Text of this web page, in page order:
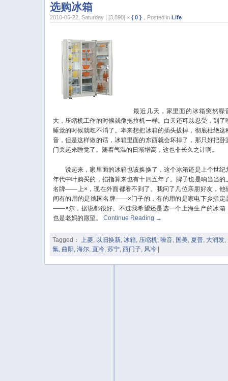
选购冰箱
2010-05-22, Saturday | [3,890] ×{ 0 } ，Posted inLife
最近几天，家里面的冰箱突然噪
大，压缩机工作的时候就像拖拉机一样。白天还可以忍受，到了
睡觉的时候就吃不消了。本来想把冰箱的插头拔掉，彻底杜绝这
音，但是这样做的话，冰箱里面的东西就会坏掉了，那只好把卧
门关起来睡觉了。随着气温的日渐增高，这也非长久之计啊。
说起来，家里面的冰箱也该换换了，这个冰箱还是上个世纪
年代中叶购买的，掐指算来也有十四五年了。牌子也是响当当的
名牌——上×，现在外面都看不到了。我问了几位亲朋好友，他
间有的用的是德国名牌——×门子的，有的用的是家电下乡指定
——×尔，据说都很好。不过我希望还是选一个上海生产的冰箱
也是老妈的愿望。
Continue Reading →
Tagged： 上菱, 以旧换新,冰箱, 压缩机,噪音, 国美, 夏普, 大润发,
氟, 曲阳 ,海尔,直冷,苏宁,西门子, 风冷